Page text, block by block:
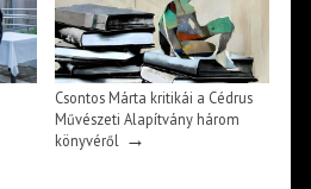
Csontos Márta kritikái a Cédrus
Művészeti Alapítvány három
könyvéről→